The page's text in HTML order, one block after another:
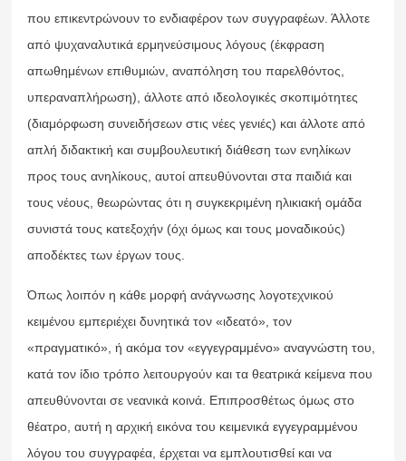
που επικεντρώνουν το ενδιαφέρον των συγγραφέων. Άλλοτε
από ψυχαναλυτικά ερμηνεύσιμους λόγους (έκφραση
απωθημένων επιθυμιών, αναπόληση του παρελθόντος,
υπεραναπλήρωση), άλλοτε από ιδεολογικές σκοπιμότητες
(διαμόρφωση συνειδήσεων στις νέες γενιές) και άλλοτε από
απλή διδακτική και συμβουλευτική διάθεση των ενηλίκων
προς τους ανηλίκους, αυτοί απευθύνονται στα παιδιά και
τους νέους, θεωρώντας ότι η συγκεκριμένη ηλικιακή ομάδα
συνιστά τους κατεξοχήν (όχι όμως και τους μοναδικούς)
αποδέκτες των έργων τους.
Όπως λοιπόν η κάθε μορφή ανάγνωσης λογοτεχνικού
κειμένου εμπεριέχει δυνητικά τον «ιδεατό», τον
«πραγματικό», ή ακόμα τον «εγγεγραμμένο» αναγνώστη του,
κατά τον ίδιο τρόπο λειτουργούν και τα θεατρικά κείμενα που
απευθύνονται σε νεανικά κοινά. Επιπροσθέτως όμως στο
θέατρο, αυτή η αρχική εικόνα του κειμενικά εγγεγραμμένου
λόγου του συγγραφέα, έρχεται να εμπλουτισθεί και να